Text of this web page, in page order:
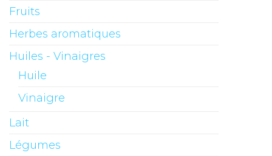
Fruits
Herbes aromatiques
Huiles - Vinaigres
Huile
Vinaigre
Lait
Légumes